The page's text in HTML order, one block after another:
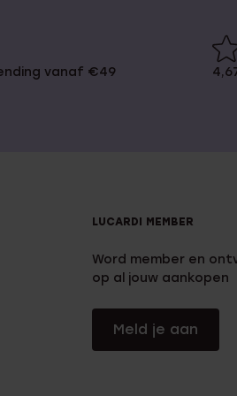
vanaf €49
LUCARDI MEMBER
Word member en
op al jouw aankopen
Meld je aan